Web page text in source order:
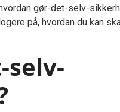
gør-det-selv-
på, hvordan du kan
selv-